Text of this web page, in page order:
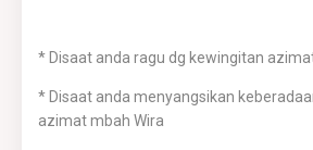
* Disaat anda ragu dg kewingitan
* Disaat anda menyangsikan
azimat mbah Wira